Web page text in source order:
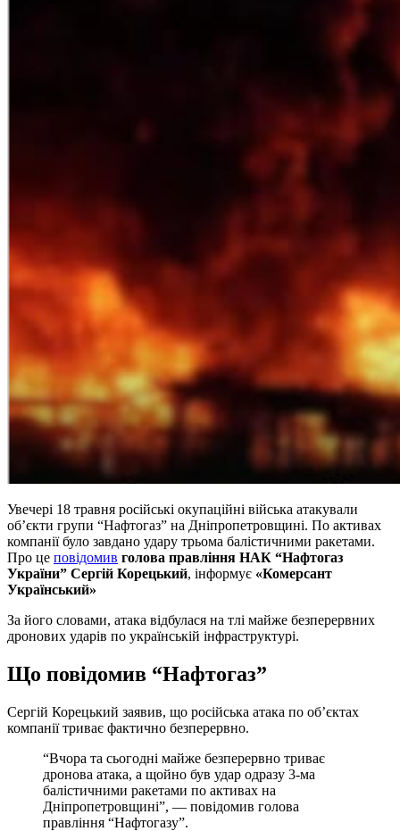
Увечері 18 травня російські окупаційні війська атакували
об’єкти групи “Нафтогаз” на Дніпропетровщині. По активах
компанії було завдано удару трьома балістичними ракетами.
Про це повідомив голова правління НАК “Нафтогаз
України” Сергій Корецький, інформує «Комерсант
Український»
За його словами, атака відбулася на тлі майже безперервних
дронових ударів по українській інфраструктурі.
Що повідомив “Нафтогаз”
Сергій Корецький заявив, що російська атака по об’єктах
компанії триває фактично безперервно.
“Вчора та сьогодні майже безперервно триває
дронова атака, а щойно був удар одразу 3-ма
балістичними ракетами по активах на
Дніпропетровщині”, — повідомив голова
правління “Нафтогазу”.